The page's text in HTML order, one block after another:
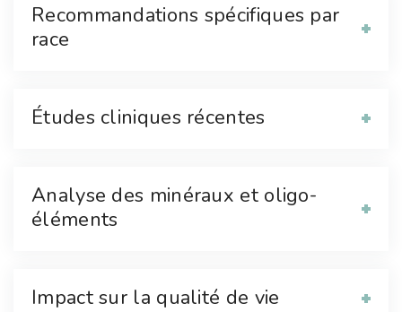
Recommandations spécifiques par
race
Études cliniques récentes
Analyse des minéraux et oligo-
éléments
Impact sur la qualité de vie